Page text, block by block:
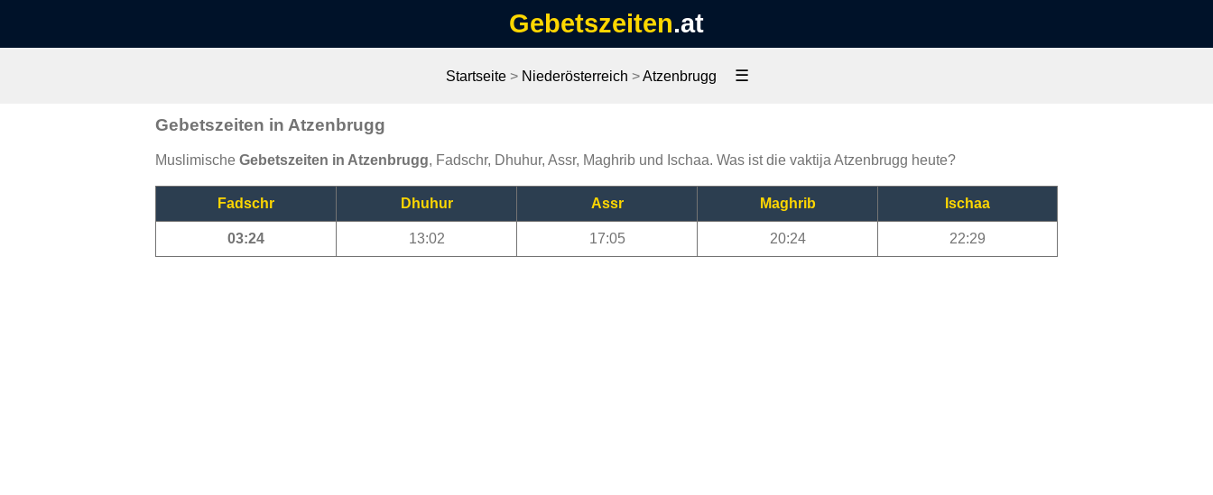
Gebetszeiten.at
Startseite > Niederösterreich >Atzenbrugg ☰
Gebetszeiten in Atzenbrugg
Muslimische Gebetszeiten in Atzenbrugg, Fadschr, Dhuhur, Assr, Maghrib und Ischaa. Was ist die vaktija Atzenbrugg heute?
Fadschr Dhuhur Assr Maghrib Ischaa
03:24 13:02 17:05 20:24 22:29